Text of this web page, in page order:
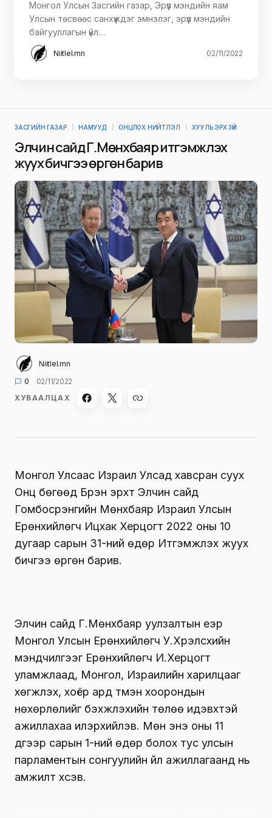
Монгол Улсын Засгийн газар, Эрүүл мэндийн яам
Улсын төсвөөс санхүүждэг эмнэлэг, эрүүл мэндийн
байгууллагын үйл…
Niitlel.mn 02/11/2022
ЗАСГИЙН ГАЗАР НАМУУД ОНЦЛОХ НИЙТЛЭЛ ХУУЛЬ ЭРХ ЗҮЙ
Элчин сайд Г.Мөнхбаяр итгэмжлэх
жуух бичгээ өргөн барив
Niitlel.mn
0
02/11/2022
ХУВААЛЦАХ
Монгол Улсаас Израил Улсад хавсран суух
Онц бөгөөд Бүрэн эрхт Элчин сайд
Гомбосүрэнгийн Мөнхбаяр Израил Улсын
Ерөнхийлөгч Ицхак Херцогт 2022 оны 10
дугаар сарын 31-ний өдөр Итгэмжлэх жуух
бичгээ өргөн барив.
Элчин сайд Г.Мөнхбаяр уулзалтын үеэр
Монгол Улсын Ерөнхийлөгч У.Хүрэлсүхийн
мэндчилгээг Ерөнхийлөгч И.Херцогт
уламжлаад, Монгол, Израилийн харилцааг
хөгжүүлэх, хоёр ард түмэн хоорондын
нөхөрлөлийг бэхжүүлэхийн төлөө идэвхтэй
ажиллахаа илэрхийлэв. Мөн энэ оны 11
дүгээр сарын 1-ний өдөр болох тус улсын
парламентын сонгуулийн үйл ажиллагаанд нь
амжилт хүсэв.